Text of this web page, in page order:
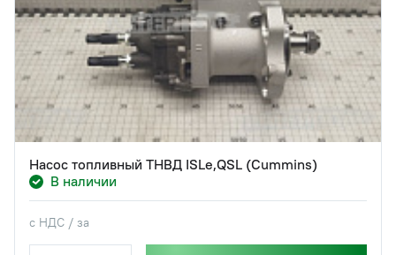
Насос топливный ТНВД ISLe,QSL (Cummins)
В наличии
с НДС / за